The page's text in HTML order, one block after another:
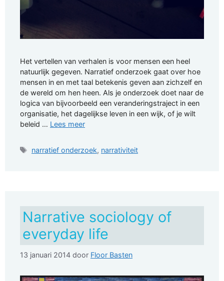
Het vertellen van verhalen is voor mensen een heel
natuurlijk gegeven. Narratief onderzoek gaat over hoe
mensen in en met taal betekenis geven aan zichzelf en
de wereld om hen heen. Als je onderzoek doet naar de
logica van bijvoorbeeld een veranderingstraject in een
organisatie, het dagelijkse leven in een wijk, of je wilt
beleid … Lees meer
Tags
narratief onderzoek, narrativiteit
Narrative sociology of
everyday life
13 januari 2014 door Floor Basten